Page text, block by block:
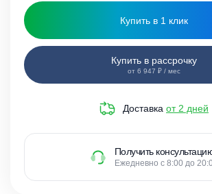
Купить в 1 клик
Купить в рассрочку
от 6 947 ₽ / мес
Доставка от 2 дней
Получить
Ежедневно с 8:00 до